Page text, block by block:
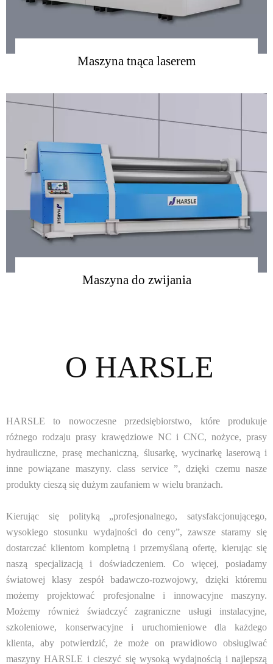
Maszyna tnąca laserem
więcej
Maszyna do zwijania
O HARSLE
HARSLE to nowoczesne przedsiębiorstwo, które produkuje
różnego rodzaju prasy krawędziowe NC i CNC, nożyce, prasy
hydrauliczne, prasę mechaniczną, ślusarkę, wycinarkę laserową i
inne powiązane maszyny. class service ”, dzięki czemu nasze
produkty cieszą się dużym zaufaniem w wielu branżach.
Kierując się polityką „profesjonalnego, satysfakcjonującego,
wysokiego stosunku wydajności do ceny”, zawsze staramy się
dostarczać klientom kompletną i przemyślaną ofertę, kierując się
naszą specjalizacją i doświadczeniem. Co więcej, posiadamy
światowej klasy zespół badawczo-rozwojowy, dzięki któremu
możemy projektować profesjonalne i innowacyjne maszyny.
Możemy również świadczyć zagraniczne usługi instalacyjne,
szkoleniowe, konserwacyjne i uruchomieniowe dla każdego
klienta, aby potwierdzić, że może on prawidłowo obsługiwać
maszyny HARSLE i cieszyć się wysoką wydajnością i najlepszą